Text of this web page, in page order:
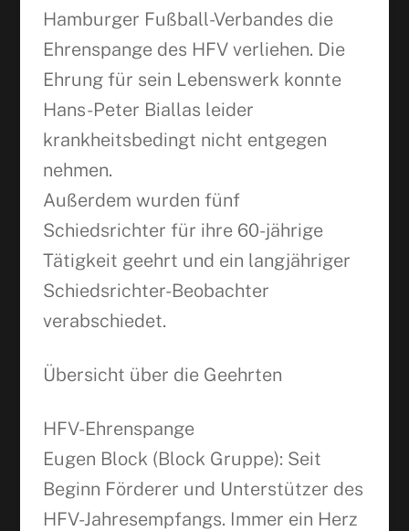
Hamburger Fußball-Verbandes die
Ehrenspange des HFV verliehen. Die
Ehrung für sein Lebenswerk konnte
Hans-Peter Biallas leider
krankheitsbedingt nicht entgegen
nehmen.
Außerdem wurden fünf
Schiedsrichter für ihre 60-jährige
Tätigkeit geehrt und ein langjähriger
Schiedsrichter-Beobachter
verabschiedet.
Übersicht über die Geehrten
HFV-Ehrenspange
Eugen Block (Block Gruppe): Seit
Beginn Förderer und Unterstützer des
HFV-Jahresempfangs. Immer ein Herz